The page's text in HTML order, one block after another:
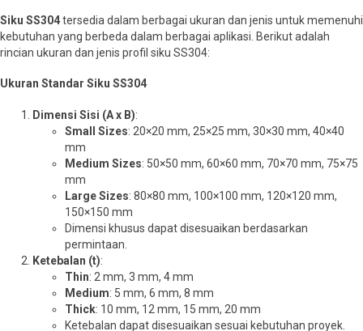
Siku SS304tersedia dalam berbagai ukuran dan jenis untuk memenuhi
kebutuhan yang berbeda dalam berbagai aplikasi. Berikut adalah
rincian ukuran dan jenis profil siku SS304:
Ukuran Standar Siku SS304
Dimensi Sisi (A x B):
Small Sizes: 20×20 mm, 25×25 mm, 30×30 mm, 40×40
mm
Medium Sizes: 50×50 mm, 60×60 mm, 70×70 mm, 75×75
mm
Large Sizes: 80×80 mm, 100×100 mm, 120×120 mm,
150×150 mm
Dimensi khusus dapat disesuaikan berdasarkan
permintaan.
Ketebalan (t):
Thin: 2 mm, 3 mm, 4 mm
Medium: 5 mm, 6 mm, 8 mm
Thick: 10 mm, 12 mm, 15 mm, 20 mm
Ketebalan dapat disesuaikan sesuai kebutuhan proyek.